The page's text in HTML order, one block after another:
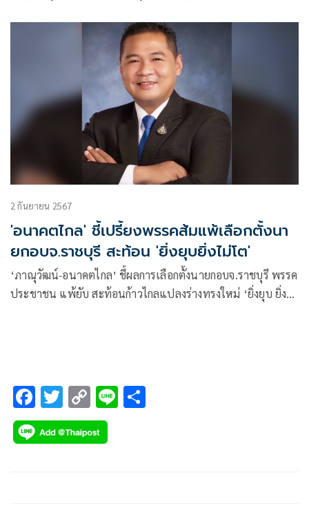
2 กันยายน 2567
'อนาคตไกล' ชี้เปรี้ยงพรรคส้มแพ้เลือกตั้งนา
ยกอบจ.ราชบุรี สะท้อน 'ยิ่งยุบยิ่งไม่โต'
‘ภาณุวัฒน์-อนาคตไกล’ ชี้ผลการเลือกตั้งนายกอบจ.ราชบุรี พรรค
ประชาชน แพ้ยับ สะท้อนก้าวไกลแปลงร่างทรงใหม่ ‘ยิ่งยุบ ยิ่งไม่
F
ac
e
T
wi
tt
C
o
p
Li